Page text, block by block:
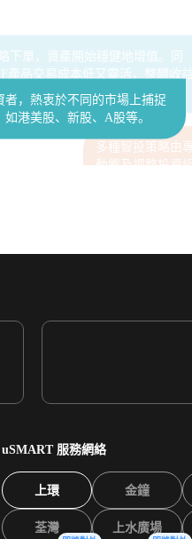
者，熱衷於不同的市場上捕捉
如港美股、新股、A股等。
下單，資產開始穩健地增值。同
產品交易成本低又靈活，整體收
uSMART 服務網絡
上環 金鐘
荃灣 上水廣場